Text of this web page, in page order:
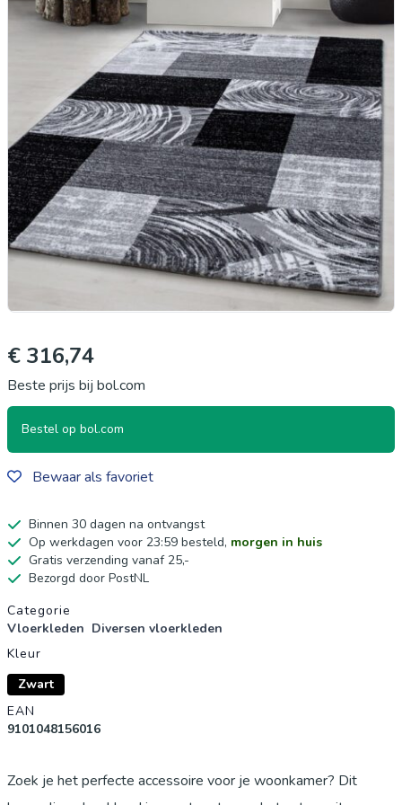
€ 316,74
Beste prijs bij bol.com
Bestel op bol.com
Bewaar als favoriet
Binnen 30 dagen na ontvangst
Op werkdagen voor 23:59 besteld, morgen in huis
Gratis verzending vanaf 25,-
Bezorgd door PostNL
Productgegevens
Categorie
Vloerkleden Diversen vloerkleden
Kleur
Zwart
EAN
9101048156016
Zoek je het perfecte accessoire voor je woonkamer? Dit